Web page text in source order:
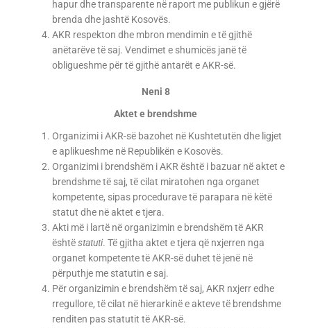
hapur dhe transparente në raport me publikun e gjërë
brenda dhe jashtë Kosovës.
AKR respekton dhe mbron mendimin e të gjithë
anëtarëve të saj. Vendimet e shumicës janë të
obligueshme për të gjithë antarët e AKR-së.
Neni 8
Aktet e brendshme
Organizimi i AKR-së bazohet në Kushtetutën dhe ligjet
e aplikueshme në Republikën e Kosovës.
Organizimi i brendshëm i AKR është i bazuar në aktet e
brendshme të saj, të cilat miratohen nga organet
kompetente, sipas procedurave të parapara në këtë
statut dhe në aktet e tjera.
Akti më i lartë në organizimin e brendshëm të AKR
ështëstatuti. Të gjitha aktet e tjera që nxjerren nga
organet kompetente të AKR-së duhet të jenë në
përputhje me statutin e saj.
Për organizimin e brendshëm të saj, AKR nxjerr edhe
rregullore, të cilat në hierarkinë e akteve të brendshme
renditen pas statutit të AKR-së.